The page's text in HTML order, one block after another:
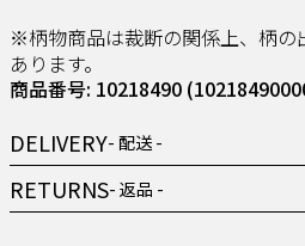
※柄物商品は裁断の関係上、柄の
あります。
商品番号: 10218490
DELIVERY- 配送 -
RETURNS- 返品 -